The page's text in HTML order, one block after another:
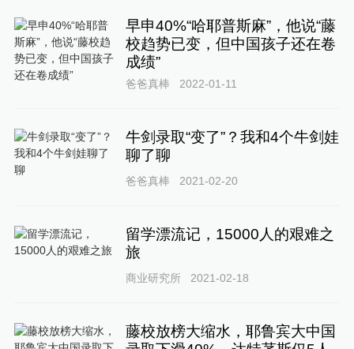
早申40%“哈耶普斯麻”，他说“藤
校趋势已变，但中国孩子还在卷
成绩”
爸爸真棒 2022-01-11
牛剑录取“变了”？我和4个牛剑娃
聊了聊
爸爸真棒 2021-02-20
留学漂流记，15000人的艰难之
旅
商业研究所 2021-02-18
藤校放榜大缩水，耶鲁宾大中国